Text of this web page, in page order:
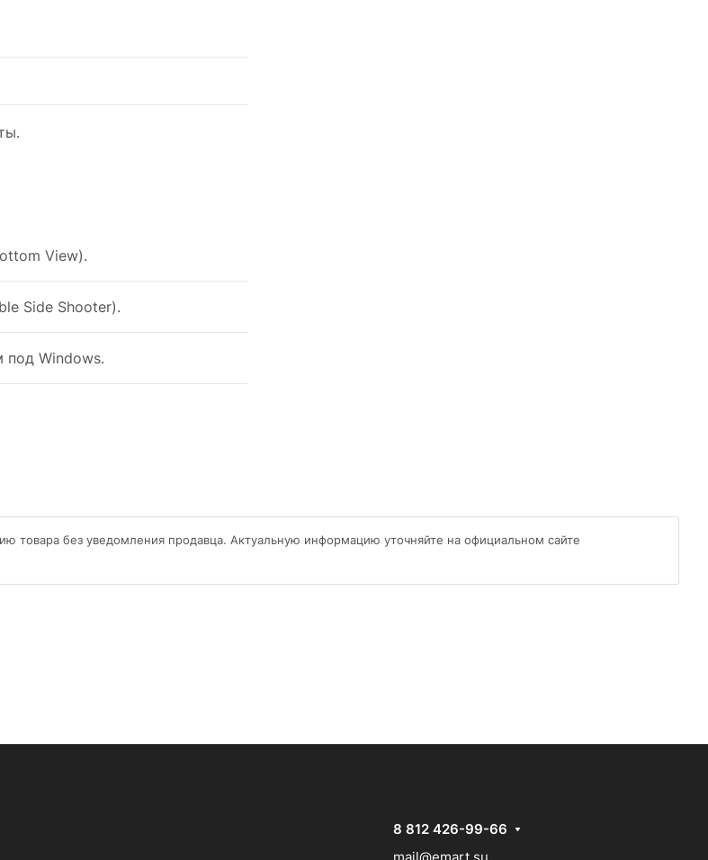
View).
Side Shooter).
под Windows.
товара без уведомления продавца. Актуальную информацию уточняйте на официальном сайте
8 812 426-99-66